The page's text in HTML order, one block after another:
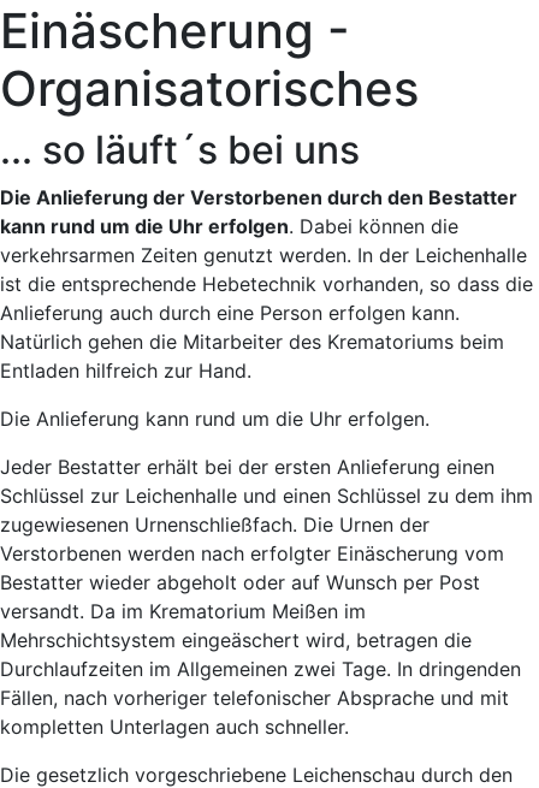
Einäscherung -
Organisatorisches
... so läuft´s bei uns
Die Anlieferung der Verstorbenen durch den Bestatter
kann rund um die Uhr erfolgen. Dabei können die
verkehrsarmen Zeiten genutzt werden. In der Leichenhalle
ist die entsprechende Hebetechnik vorhanden, so dass die
Anlieferung auch durch eine Person erfolgen kann.
Natürlich gehen die Mitarbeiter des Krematoriums beim
Entladen hilfreich zur Hand.
Die Anlieferung kann rund um die Uhr erfolgen.
Jeder Bestatter erhält bei der ersten Anlieferung einen
Schlüssel zur Leichenhalle und einen Schlüssel zu dem ihm
zugewiesenen Urnenschließfach. Die Urnen der
Verstorbenen werden nach erfolgter Einäscherung vom
Bestatter wieder abgeholt oder auf Wunsch per Post
versandt. Da im Krematorium Meißen im
Mehrschichtsystem eingeäschert wird, betragen die
Durchlaufzeiten im Allgemeinen zwei Tage. In dringenden
Fällen, nach vorheriger telefonischer Absprache und mit
kompletten Unterlagen auch schneller.
Die gesetzlich vorgeschriebene Leichenschau durch den